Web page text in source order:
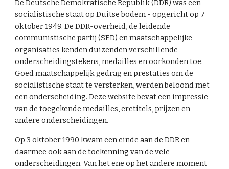
De Deutsche Demokratische Republik (DDR) was een
socialistische staat op Duitse bodem - opgericht op 7
oktober 1949. De DDR-overheid, de leidende
communistische partij (SED) en maatschappelijke
organisaties kenden duizenden verschillende
onderscheidingstekens, medailles en oorkonden toe.
Goed maatschappelijk gedrag en prestaties om de
socialistische staat te versterken, werden beloond met
een onderscheiding. Deze website bevat een impressie
van de toegekende medailles, eretitels, prijzen en
andere onderscheidingen.
Op 3 oktober 1990 kwam een einde aan de DDR en
daarmee ook aan de toekenning van de vele
onderscheidingen. Van het ene op het andere moment